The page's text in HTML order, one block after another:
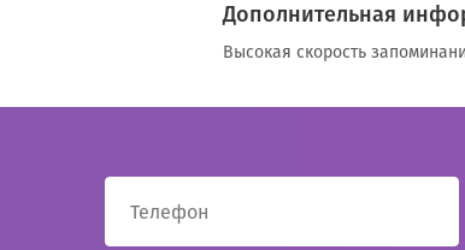
Дополнительная
Высокая скорость